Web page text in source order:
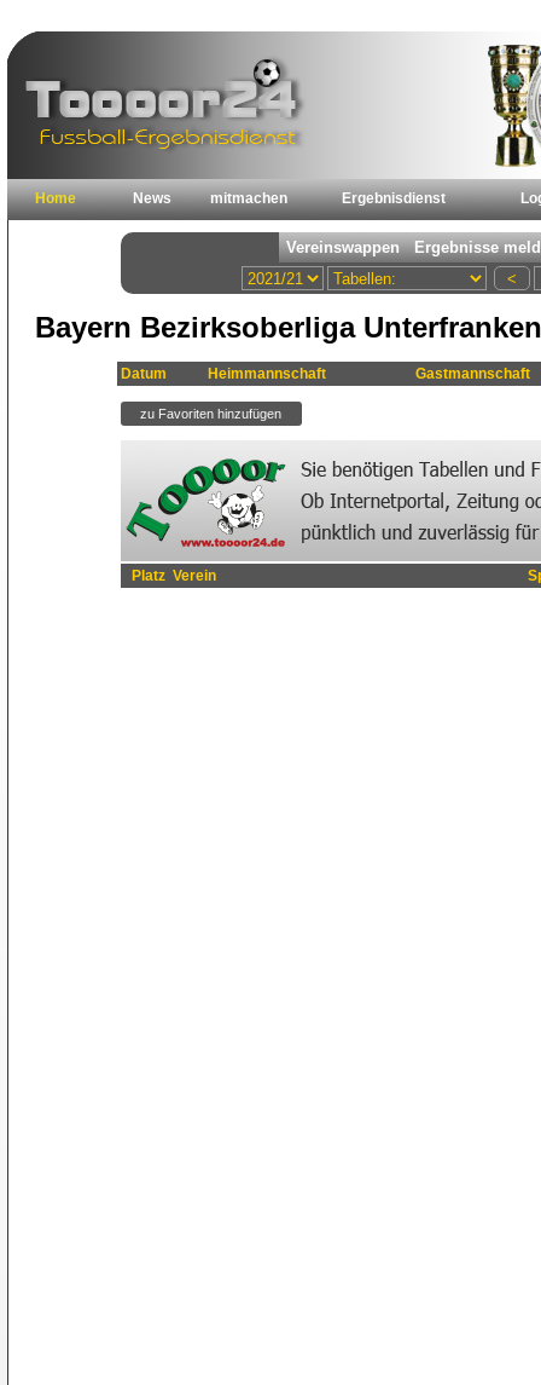
Home News mitmachen Ergebnisdienst
Bayern Bezirksoberliga
Datum Heimmannschaft Gastmannschaft
Platz Verein